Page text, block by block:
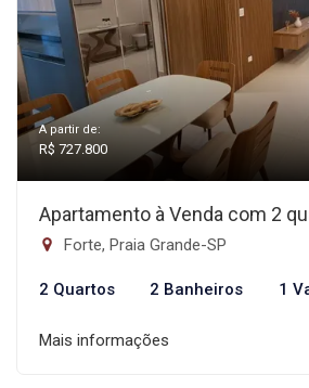
A partir de:
R$ 727.800
Apartamento à Venda com 2
Forte, Praia Grande-SP
2 Quartos 2 Banheiros 1
Mais informações